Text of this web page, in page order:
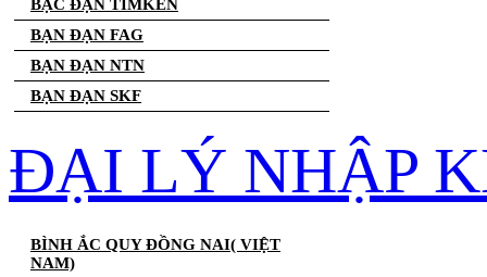
BẠC ĐẠN TIMKEN
BẠN ĐẠN FAG
BẠN ĐẠN NTN
BẠN ĐẠN SKF
ĐẠI LÝ NHẬP
BÌNH ẮC QUY ĐỒNG NAI( VIỆT
NAM)